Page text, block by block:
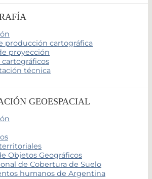
producción cartográfica
proyección
técnica
GEOESPACIAL
Objetos Geográficos
de Cobertura de Suelo
humanos de Argentina